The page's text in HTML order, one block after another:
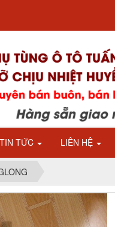
TIN TỨC LIÊN HỆ